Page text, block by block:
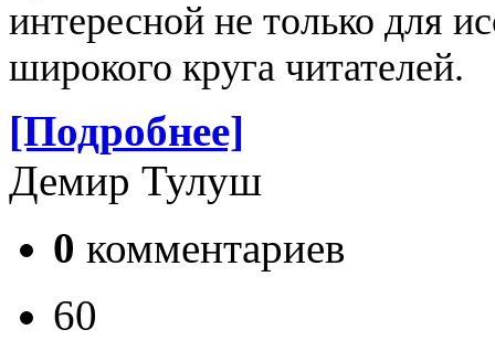
интересной не только для
широкого круга читателей.
[Подробнее]
Демир Тулуш
0 комментариев
60